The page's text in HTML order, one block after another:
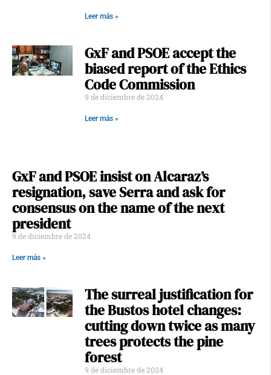
Leer más »
GxF and PSOE accept the
biased report of the Ethics
Code Commission
9 de diciembre de 2024
Leer más »
GxF and PSOE insist on Alcaraz’s
resignation, save Serra and ask for
consensus on the name of the next
president
9 de diciembre de 2024
Leer más »
The surreal justification for
the Bustos hotel changes:
cutting down twice as many
trees protects the pine
forest
9 de diciembre de 2024